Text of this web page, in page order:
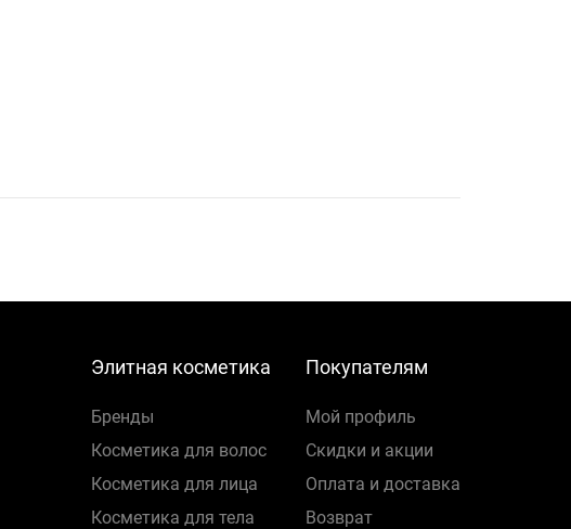
Элитная косметика
Бренды
Косметика для волос
Косметика для лица
Косметика для тела
Покупателям
Мой профиль
Скидки и акции
Оплата и доставка
Возврат